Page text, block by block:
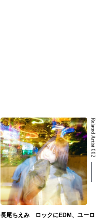
Related Artist 002
長尾ちえみ ロックにEDM、ユーロ